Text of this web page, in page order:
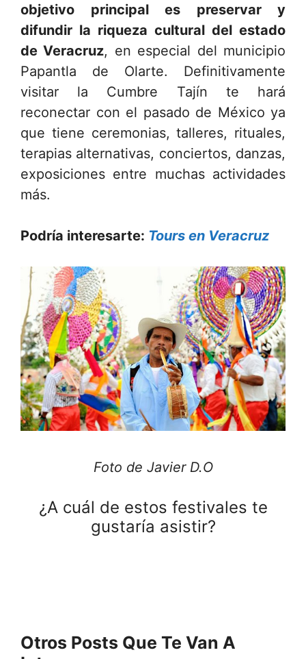
objetivo principal es preservar y
difundir la riqueza cultural del estado
de Veracruz, en especial del municipio
Papantla de Olarte. Definitivamente
visitar la Cumbre Tajín te hará
reconectar con el pasado de México ya
que tiene ceremonias, talleres, rituales,
terapias alternativas, conciertos, danzas,
exposiciones entre muchas actividades
más.
Podría interesarte: Tours en Veracruz
Foto de Javier D.O
¿A cuál de estos festivales te
gustaría asistir?
Otros Posts Que Te Van A